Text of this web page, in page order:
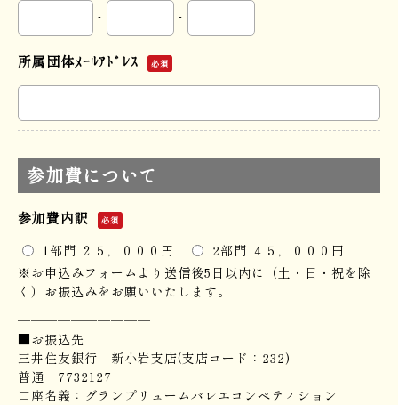
- -
所属団体ﾒｰﾙｱﾄﾞﾚｽ 必須
参加費について
参加費内訳 必須
1部門 ２５，０００円
2部門 ４５，０００円
※お申込みフォームより送信後5日以内に（土・日・祝を除
く）お振込みをお願いいたします。
──────────
■お振込先
三井住友銀行 新小岩支店(支店コード：232)
普通 7732127
口座名義：グランプリュームバレエコンペティション